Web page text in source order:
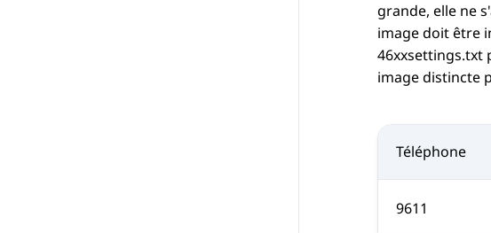
grande, elle ne
image doit être
46xxsettings.txt
image distincte
Téléphone
9611